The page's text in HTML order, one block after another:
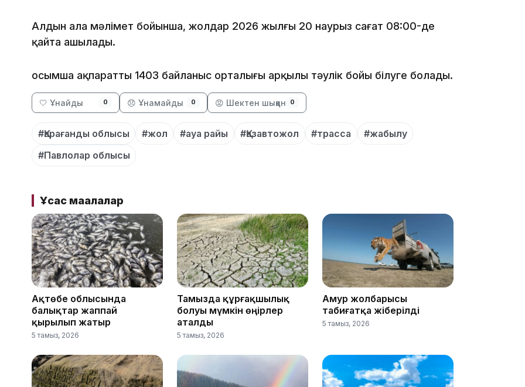
Алдын ала мәлімет бойынша, жолдар 2026 жылғы 20 наурыз сағат 08:00-де
қайта ашылады.
Қосымша ақпаратты 1403 байланыс орталығы арқылы тәулік бойы білуге болады.
🤍 Ұнайды 0 😞 Ұнамайды 0 😡 Шектен шыққан 0
#Қарағанды облысы #жол #ауа райы #Қазавтожол #трасса
#жабылу
#Павлолар облысы
Ұқсас мақалалар
Ақтөбе облысында
балықтар жаппай
қырылып жатыр
5 тамыз, 2026
Тамызда құрғақшылық
болуы мүмкін өңірлер
аталды
5 тамыз, 2026
Амур жолбарысы
табиғатқа жіберілді
5 тамыз, 2026